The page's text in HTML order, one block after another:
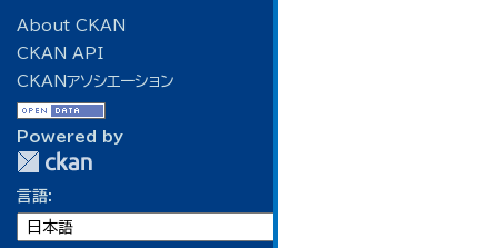
About CKAN
CKAN API
CKANアソシエーション
Powered by
言語